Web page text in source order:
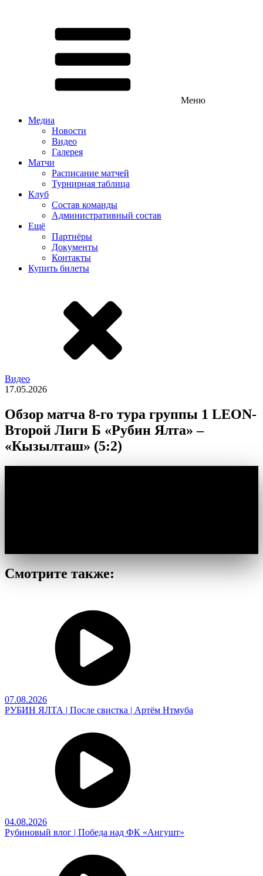
Меню
Медиа
Новости
Видео
Галерея
Матчи
Расписание матчей
Турнирная таблица
Клуб
Состав команды
Административный состав
Ещё
Партнёры
Документы
Контакты
Купить билеты
Видео
17.05.2026
Обзор матча 8-го тура группы 1 LEON-
Второй Лиги Б «Рубин Ялта» –
«Кызылташ» (5:2)
Смотрите также:
07.08.2026
РУБИН ЯЛТА | После свистка | Артём Нтмуба
04.08.2026
Рубиновый влог | Победа над ФК «Ангушт»